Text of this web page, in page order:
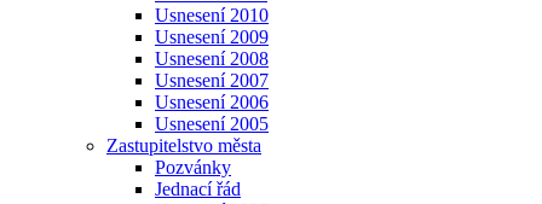
Usnesení 2010
Usnesení 2009
Usnesení 2008
Usnesení 2007
Usnesení 2006
Usnesení 2005
Zastupitelstvo města
Pozvánky
Jednací řád